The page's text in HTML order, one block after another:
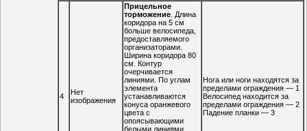
4
Нет
изображения
Прицельное
торможение . Длина
коридора на 5 см
больше велосипеда,
предоставляемого
организаторами.
Ширина коридора 80
см. Контур
очерчивается
линиями. По углам
элемента
устанавливаются
конуса оранжевого
цвета с
опоясывающими
белыми линиями.
Нога или ноги находятся за
пределами ограждения — 1
Велосипед находится за
пределами ограждения — 2
Падение планки — 3